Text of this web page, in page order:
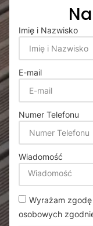
Imię i Nazwisko
E-mail
Numer Telefonu
Wiadomość
Wyrażam
osobowych